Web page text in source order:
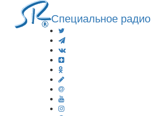
Специальное радио